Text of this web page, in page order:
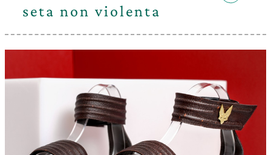
seta non violenta